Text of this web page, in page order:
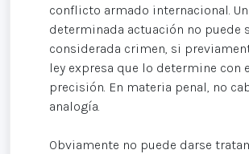
conflicto armado internacional.
determinada actuación no puede
considerada crimen, si
ley expresa que lo determine con
precisión. En materia penal, no
analogía.
Obviamente no puede darse